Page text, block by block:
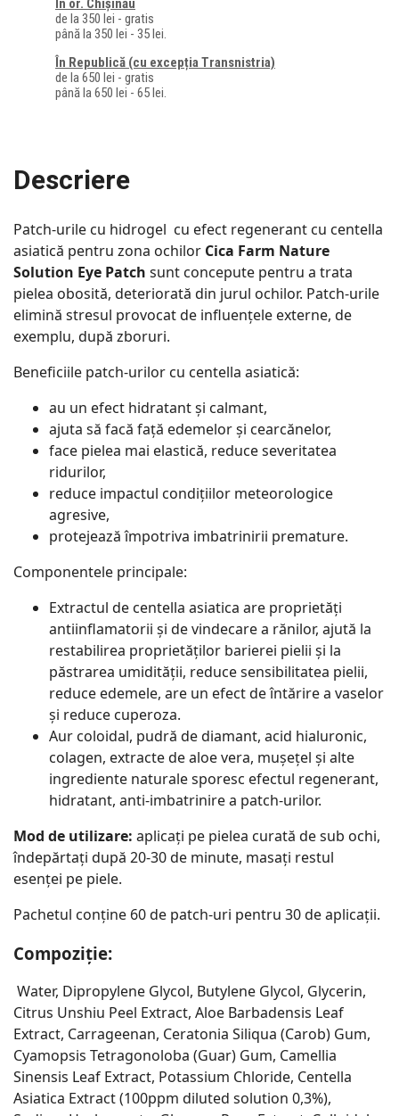
În or. Chișinău
de la 350 lei - gratis
până la 350 lei - 35 lei.
În Republică (cu excepția Transnistria)
de la 650 lei - gratis
până la 650 lei - 65 lei.
Descriere
Patch-urile cu hidrogel cu efect regenerant cu centella
asiatică pentru zona ochilor Cica Farm Nature
Solution Eye Patch sunt concepute pentru a trata
pielea obosită, deteriorată din jurul ochilor. Patch-urile
elimină stresul provocat de influențele externe, de
exemplu, după zboruri.
Beneficiile patch-urilor cu centella asiatică:
au un efect hidratant și calmant,
ajuta să facă față edemelor și cearcănelor,
face pielea mai elastică, reduce severitatea
ridurilor,
reduce impactul condițiilor meteorologice
agresive,
protejează împotriva imbatrinirii premature.
Componentele principale:
Extractul de centella asiatica are proprietăți
antiinflamatorii și de vindecare a rănilor, ajută la
restabilirea proprietăților barierei pielii și la
păstrarea umidității, reduce sensibilitatea pielii,
reduce edemele, are un efect de întărire a vaselor
și reduce cuperoza.
Aur coloidal, pudră de diamant, acid hialuronic,
colagen, extracte de aloe vera, mușețel și alte
ingrediente naturale sporesc efectul regenerant,
hidratant, anti-imbatrinire a patch-urilor.
Mod de utilizare: aplicați pe pielea curată de sub ochi,
îndepărtați după 20-30 de minute, masați restul
esenței pe piele.
Pachetul conține 60 de patch-uri pentru 30 de aplicații.
Compoziție:
Water, Dipropylene Glycol, Butylene Glycol, Glycerin,
Citrus Unshiu Peel Extract, Aloe Barbadensis Leaf
Extract, Carrageenan, Ceratonia Siliqua (Carob) Gum,
Cyamopsis Tetragonoloba (Guar) Gum, Camellia
Sinensis Leaf Extract, Potassium Chloride, Centella
Asiatica Extract (100ppm diluted solution 0,3%),